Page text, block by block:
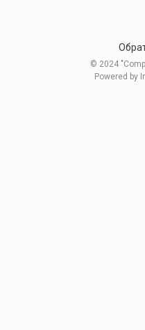
© 2024
Powered by